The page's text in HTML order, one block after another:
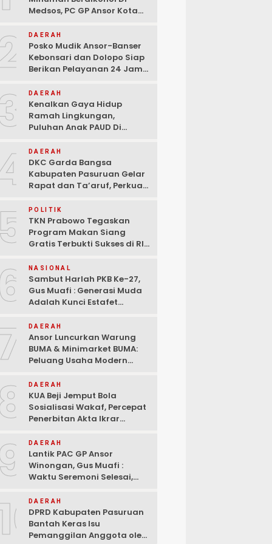
Medsos, PC GP Ansor Kota
Kota Dan Aparat Bertindak
Tegas!
DAERAH
Posko Mudik Ansor-Banser
Kebonsari dan Dolopo Siap
Berikan Pelayanan 24 Jam
DAERAH
Kenalkan Gaya Hidup
Ramah Lingkungan,
Puluhan Anak PAUD Di
Sampah
DAERAH
DKC Garda Bangsa
Kabupaten Pasuruan Gelar
Rapat dan Ta’aruf, Perkuat
Teknologi Dan Ekonomi
Kreatif
5 POLITIK
TKN Prabowo Tegaskan
Program Makan Siang
Gratis Terbukti Sukses di RI-
NASIONAL
Sambut Harlah PKB Ke-27,
Gus Muafi : Generasi Muda
Adalah Kunci Estafet
Kebangkitan
DAERAH
Ansor Luncurkan Warung
BUMA & Minimarket BUMA:
Peluang Usaha Modern
dan Bank Mandiri
DAERAH
KUA Beji Jemput Bola
Sosialisasi Wakaf, Percepat
Penerbitan Akta Ikrar
DAERAH
Lantik PAC GP Ansor
Winongan, Gus Muafi :
Waktu Seremoni Selesai,
DAERAH
DPRD Kabupaten Pasuruan
Bantah Keras Isu
Pemanggilan Anggota oleh